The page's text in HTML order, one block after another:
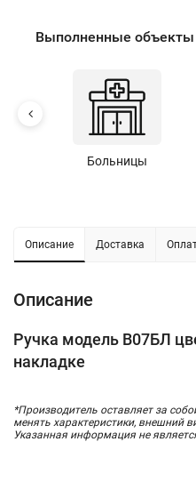
Выполненные объекты
Больницы
Описание Доставка
Описание
Ручка модель В07БЛ
накладке
*Производитель оставляет за
менять характеристики, внешний
Указанная информация не